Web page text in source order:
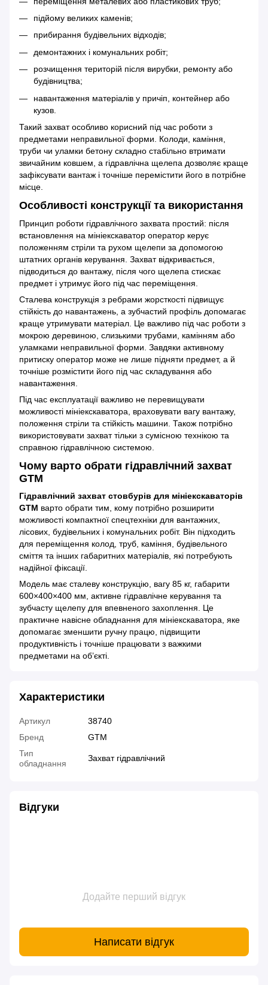
підйому великих каменів;
прибирання будівельних відходів;
демонтажних і комунальних робіт;
розчищення територій після вирубки, ремонту або
будівництва;
навантаження матеріалів у причіп, контейнер або
кузов.
Такий захват особливо корисний під час роботи з
предметами неправильної форми. Колоди, каміння,
труби чи уламки бетону складно стабільно втримати
звичайним ковшем, а гідравлічна щелепа дозволяє краще
зафіксувати вантаж і точніше перемістити його в потрібне
місце.
Особливості конструкції та використання
Принцип роботи гідравлічного захвата простий: після
встановлення на мініекскаватор оператор керує
положенням стріли та рухом щелепи за допомогою
штатних органів керування. Захват відкривається,
підводиться до вантажу, після чого щелепа стискає
предмет і утримує його під час переміщення.
Сталева конструкція з ребрами жорсткості підвищує
стійкість до навантажень, а зубчастий профіль допомагає
краще утримувати матеріал. Це важливо під час роботи з
мокрою деревиною, слизькими трубами, камінням або
уламками неправильної форми. Завдяки активному
притиску оператор може не лише підняти предмет, а й
точніше розмістити його під час складування або
навантаження.
Під час експлуатації важливо не перевищувати
можливості мініекскаватора, враховувати вагу вантажу,
положення стріли та стійкість машини. Також потрібно
використовувати захват тільки з сумісною технікою та
справною гідравлічною системою.
Чому варто обрати гідравлічний захват
GTM
Гідравлічний захват стовбурів для мініекскаваторів
GTM варто обрати тим, кому потрібно розширити
можливості компактної спецтехніки для вантажних,
лісових, будівельних і комунальних робіт. Він підходить
для переміщення колод, труб, каміння, будівельного
сміття та інших габаритних матеріалів, які потребують
надійної фіксації.
Модель має сталеву конструкцію, вагу 85 кг, габарити
600×400×400 мм, активне гідравлічне керування та
зубчасту щелепу для впевненого захоплення. Це
практичне навісне обладнання для мініекскаватора, яке
допомагає зменшити ручну працю, підвищити
продуктивність і точніше працювати з важкими
предметами на об’єкті.
Характеристики
Артикул
38740
Бренд
GTM
Тип
обладнання
Захват гідравлічний
Відгуки
Додайте перший відгук
Написати відгук